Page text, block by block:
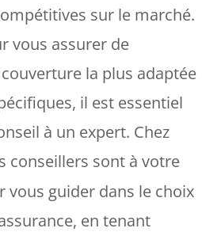
sur le marché.
vous assurer de
la plus adaptée
il est essentiel
à un expert. Chez
conseillers sont à votre
vous guider dans le choix
en tenant